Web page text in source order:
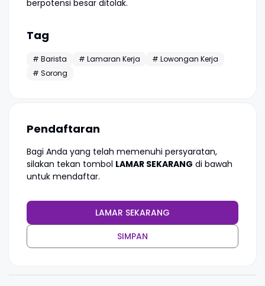
berpotensi besar ditolak.
Tag
# Barista # Lamaran Kerja
# Lowongan Kerja
# Sorong
Pendaftaran
Bagi Anda yang telah memenuhi persyaratan,
silakan tekan tombol LAMAR SEKARANG di bawah
untuk mendaftar.
LAMAR SEKARANG
SIMPAN